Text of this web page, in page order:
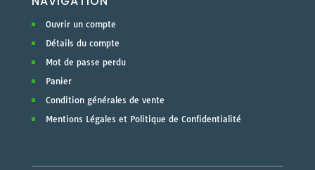
Ouvrir un compte
Détails du compte
Mot de passe perdu
Panier
Condition générales de vente
Mentions Légales et Politique de Confidentialité